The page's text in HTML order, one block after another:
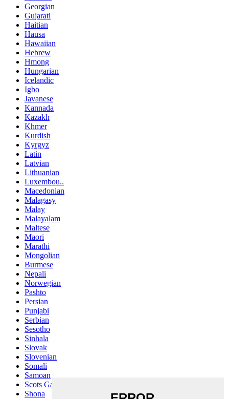
Georgian
Gujarati
Haitian
Hausa
Hawaiian
Hebrew
Hmong
Hungarian
Icelandic
Igbo
Javanese
Kannada
Kazakh
Khmer
Kurdish
Kyrgyz
Latin
Latvian
Lithuanian
Luxembou..
Macedonian
Malagasy
Malay
Malayalam
Maltese
Maori
Marathi
Mongolian
Burmese
Nepali
Norwegian
Pashto
Persian
Punjabi
Serbian
Sesotho
Sinhala
Slovak
Slovenian
Somali
Samoan
Scots Gaelic
Shona